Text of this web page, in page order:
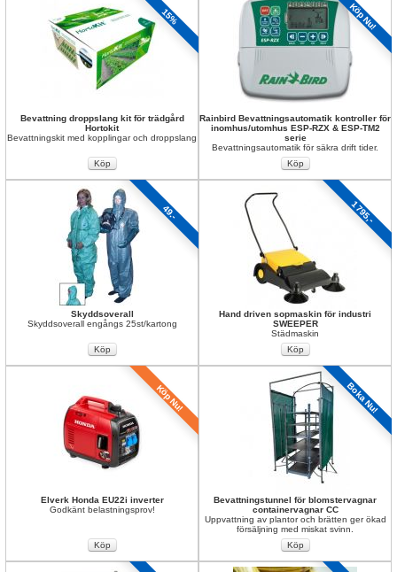
15%
Bevattning droppslang kit för trädgård
Hortokit
Bevattningskit med kopplingar och droppslang
Köp Nu!
Rainbird Bevattningsautomatik kontroller för
inomhus/utomhus ESP-RZX & ESP-TM2
serie
Bevattningsautomatik för säkra drift tider.
49.-
Skyddsoverall
Skyddsoverall engångs 25st/kartong
1795,-
Hand driven sopmaskin för industri
SWEEPER
Städmaskin
Köp Nu!
Elverk Honda EU22i inverter
Godkänt belastningsprov!
Boka Nu!
Bevattningstunnel för blomstervagnar
containervagnar CC
Uppvattning av plantor och brätten ger ökad
försäljning med miskat svinn.